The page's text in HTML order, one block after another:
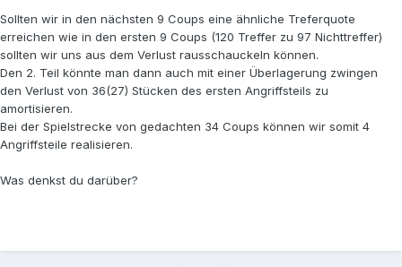
Sollten wir in den nächsten 9 Coups eine ähnliche Treferquote
erreichen wie in den ersten 9 Coups (120 Treffer zu 97 Nichttreffer)
sollten wir uns aus dem Verlust rausschauckeln können.
Den 2. Teil könnte man dann auch mit einer Überlagerung zwingen
den Verlust von 36(27) Stücken des ersten Angriffsteils zu
amortisieren.
Bei der Spielstrecke von gedachten 34 Coups können wir somit 4
Angriffsteile realisieren.
Was denkst du darüber?